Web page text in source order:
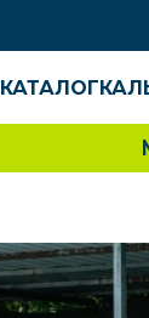
КАТАЛОГ